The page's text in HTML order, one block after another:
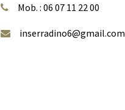
Mob. : 06 07 11 22 00
inserradino6@gmail.com